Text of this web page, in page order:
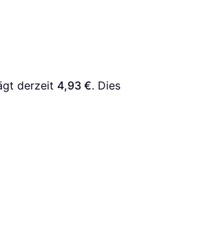
derzeit 4,93 €. Dies